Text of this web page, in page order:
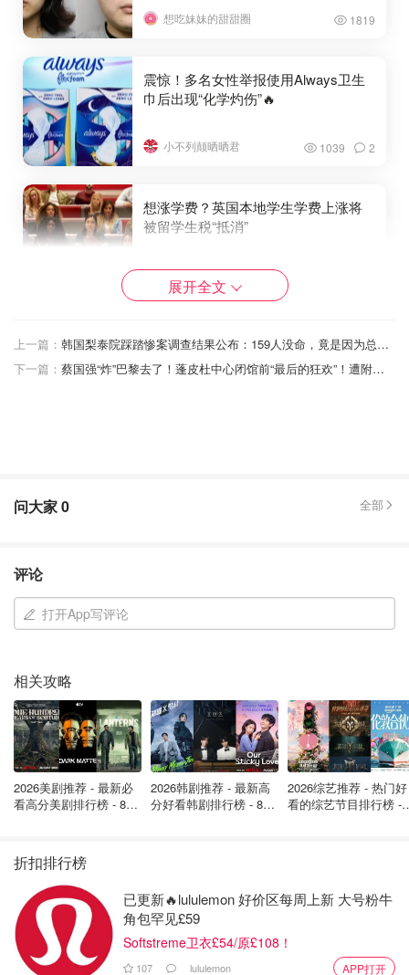
想吃妹妹的甜甜圈 1819
震惊！多名女性举报使用Always卫生
巾后出现“化学灼伤”🔥
小不列颠晒晒君 1039 2
想涨学费？英国本地学生学费上涨将
被留学生税“抵消”
唐宁街10号
伦敦警方将启用无人机处理紧急呼
叫，999报警两分钟到场！
英国留学注意！英国大学明年开始加
学费 将永久随通货膨胀每年上涨
唐宁街10号 345
想吃妹妹的甜甜圈
展开全文
上一篇：
韩国梨泰院踩踏惨案调查结果公布：159人没命，竟是因为总统府搬迁？！
下一篇：
蔡国强“炸”巴黎去了！蓬皮杜中心闭馆前“最后的狂欢”！遭附近居民吐槽！
问大家0 全部
评论
打开App写评论
相关攻略
2026美剧推荐 - 最新必
看高分美剧排行榜 - 8月
2026韩剧推荐 - 最新高
分好看韩剧排行榜 - 8月
2026综艺推荐 - 热门好
看的综艺节目排行榜 -
折扣排行榜
已更新🔥lululemon 好价区每周上新 大号粉牛
角包罕见£59
Softstreme卫衣£54/原£108！
107 lululemon APP打开